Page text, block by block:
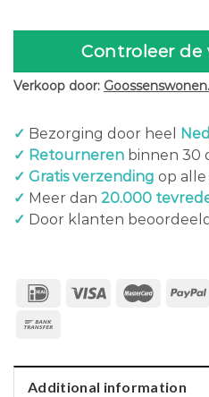
Controleer de
Verkoop door:
✓ Bezorging door heel
✓ Retourneren binnen 30
✓ Gratis verzending op
✓ Meer dan 20.000
✓ Door klanten beoordeeld
Additional information